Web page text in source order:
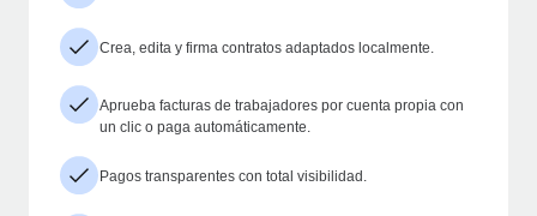
Crea, edita y firma contratos adaptados localmente.
Aprueba facturas de trabajadores por cuenta propia con
un clic o paga automáticamente.
Pagos transparentes con total visibilidad.